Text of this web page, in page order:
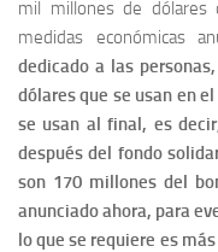
mil millones de dólares
medidas económicas
dedicado a las
dólares que se usan en
se usan al final, es
después del fondo
son 170 millones del
anunciado ahora, para
lo que se requiere es